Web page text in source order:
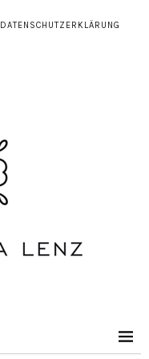
DATENSCHUTZERKLÄRUNG